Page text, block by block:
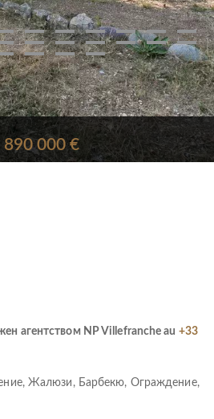
890 000 €
агентством NP Villefranche au +33
Жалюзи, Барбекю, Ограждение,